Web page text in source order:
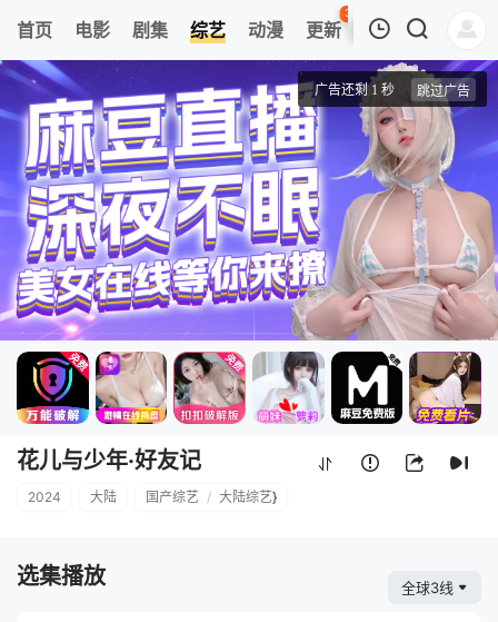
首页 电影 剧集 综艺 动漫 更新
38
热榜 APP
我的观影记录
20240421
花儿与少年·好友记
清空
花儿与少年·好友记
2024 大陆 国产综艺 / 大陆综艺}
选集播放 全球3线